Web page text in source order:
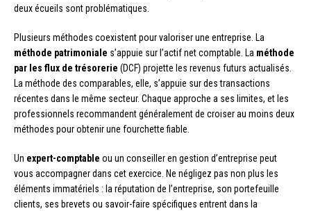
deux écueils sont problématiques.
Plusieurs méthodes coexistent pour valoriser une entreprise. La
méthode patrimoniale s’appuie sur l’actif net comptable. La méthode
par les flux de trésorerie (DCF) projette les revenus futurs actualisés.
La méthode des comparables, elle, s’appuie sur des transactions
récentes dans le même secteur. Chaque approche a ses limites, et les
professionnels recommandent généralement de croiser au moins deux
méthodes pour obtenir une fourchette fiable.
Un expert-comptable ou un conseiller en gestion d’entreprise peut
vous accompagner dans cet exercice. Ne négligez pas non plus les
éléments immatériels : la réputation de l’entreprise, son portefeuille
clients, ses brevets ou savoir-faire spécifiques entrent dans la